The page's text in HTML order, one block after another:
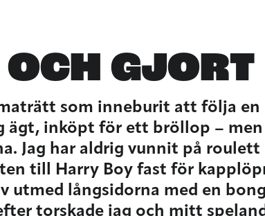
GJORT
som inneburit att följa en
ägt, inköpt för ett bröllop –
Jag har aldrig vunnit på
till Harry Boy fast för
utmed långsidorna med en
torskade jag och mitt